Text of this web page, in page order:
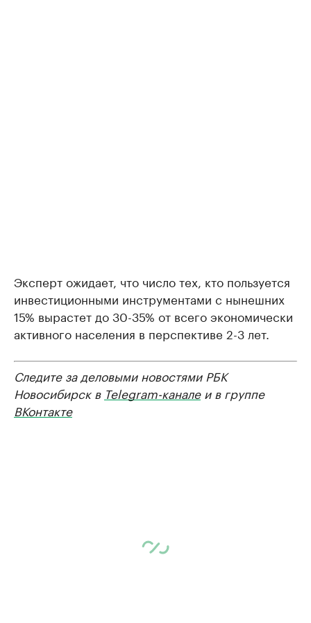
Эксперт ожидает, что число тех, кто пользуется
инвестиционными инструментами с нынешних
15% вырастет до 30-35% от всего экономически
активного населения в перспективе 2-3 лет.
Следите за деловыми новостями РБК
Новосибирск в Telegram-каналеи в группе
ВКонтакте